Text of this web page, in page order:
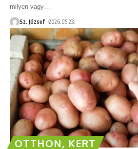
milyen vagy
Sz. József 2026.05.23.
OTTHON, KERT